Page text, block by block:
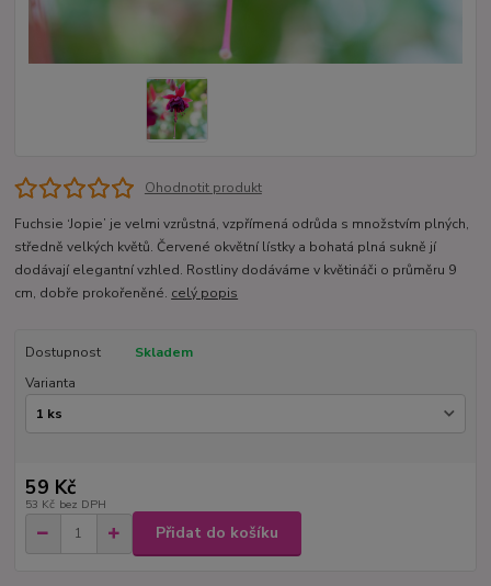
Ohodnotit produkt
Fuchsie ‘Jopie’ je velmi vzrůstná, vzpřímená odrůda s množstvím plných,
středně velkých květů. Červené okvětní lístky a bohatá plná sukně jí
dodávají elegantní vzhled. Rostliny dodáváme v květináči o průměru 9
cm, dobře prokořeněné. celý popis
Dostupnost
Skladem
Varianta
59 Kč
53 Kč bez DPH
Přidat do košíku